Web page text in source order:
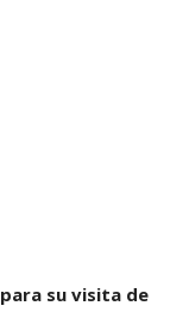
para su visita de